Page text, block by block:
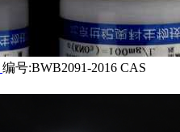
编号:BWB2091-2016 CAS